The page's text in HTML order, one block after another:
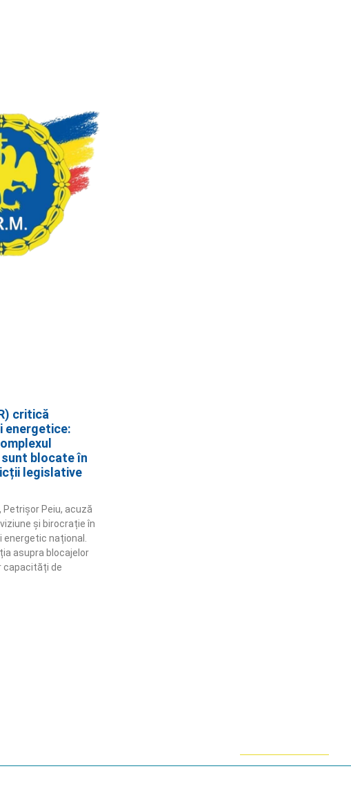
critică
energetice:
blocate în
legislative
Petrișor Peiu, acuză
și birocrație în
național.
asupra blocajelor
capacități de